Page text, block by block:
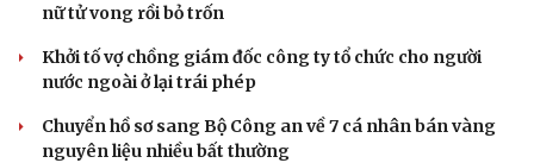
nữ tử vong rồi bỏ trốn
Khởi tố vợ chồng giám đốc công ty tổ chức cho người
nước ngoài ở lại trái phép
Chuyển hồ sơ sang Bộ Công an về 7 cá nhân bán vàng
nguyên liệu nhiều bất thường